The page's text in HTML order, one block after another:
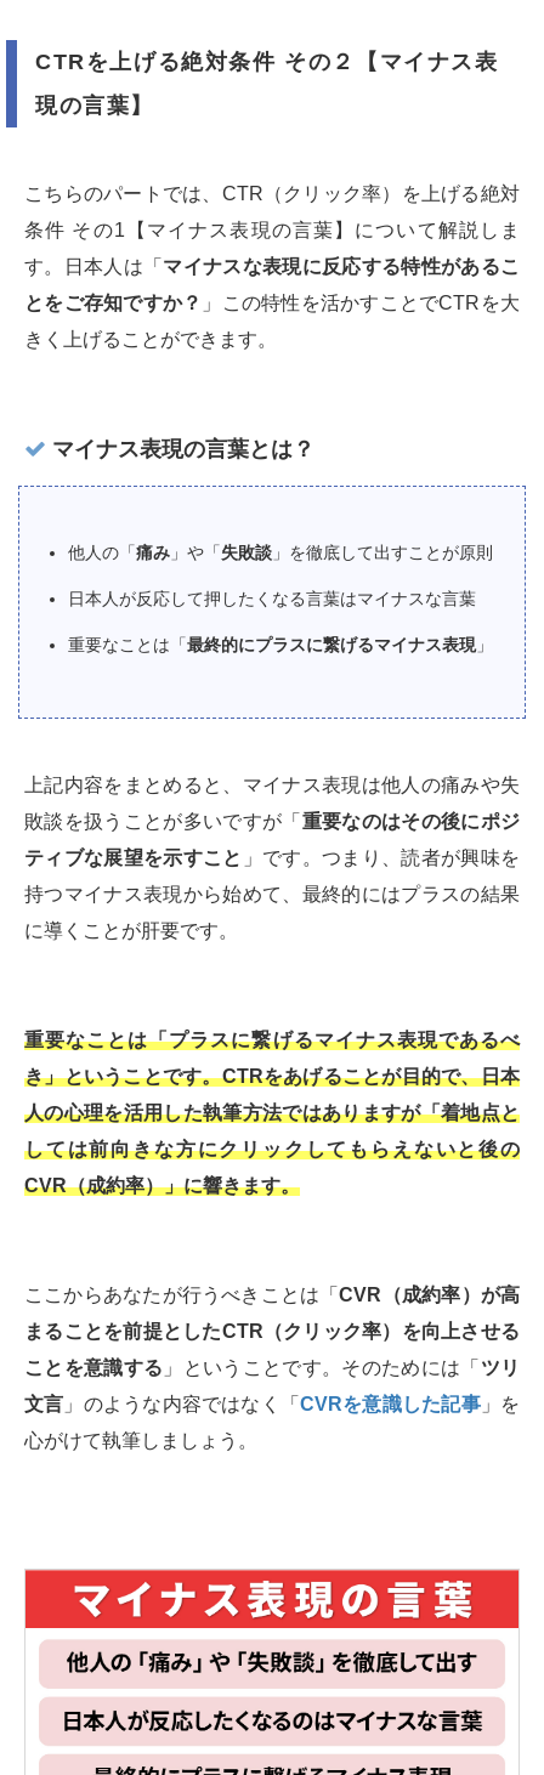
CTRを上げる絶対条件 その２【マイナス表
現の言葉】
こちらのパートでは、CTR（クリック率）を上げる絶対
条件 その1【マイナス表現の言葉】について解説しま
す。日本人は「 マイナスな表現に反応する特性があるこ
とをご存知ですか？ 」この特性を活かすことでCTRを大
きく上げることができます。
マイナス表現の言葉とは？
他人の「痛み 」や「失敗談 」を徹底して出すことが原則
日本人が反応して押したくなる言葉はマイナスな言葉
重要なことは「最終的にプラスに繋げるマイナス表現」
上記内容をまとめると、マイナス表現は他人の痛みや失
敗談を扱うことが多いですが「 重要なのはその後にポジ
ティブな展望を示すこと 」です。つまり、読者が興味を
持つマイナス表現から始めて、最終的にはプラスの結果
に導くことが肝要です。
重要なことは「プラスに繋げるマイナス表現であるべ
き」ということです。CTRをあげることが目的で、日本
人の心理を活用した執筆方法ではありますが「着地点と
しては前向きな方にクリックしてもらえないと後の
CVR（成約率）」に響きます。
ここからあなたが行うべきことは「CVR（成約率）が高
まることを前提としたCTR（クリック率）を向上させる
ことを意識する 」ということです。そのためには「 ツリ
文言 」のような内容ではなく「CVRを意識した記事」を
心がけて執筆しましょう。